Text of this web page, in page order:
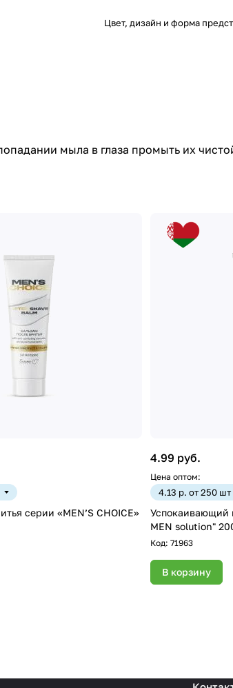
Цвет, дизайн и форма
мыла в глаза промыть их
серии «MEN’S CHOICE»
4.99 руб.
Цена оптом:
4.13 р. от 250 шт
Успокаивающий
MEN solution"
Код: 71963
В корзину